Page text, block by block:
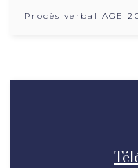
Procès verbal AGE